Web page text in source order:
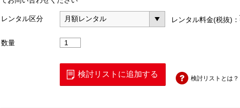
レンタル区分 レンタル料金(税抜)：
数量
折
畳
電
検討リストに追加する 検討リストとは？